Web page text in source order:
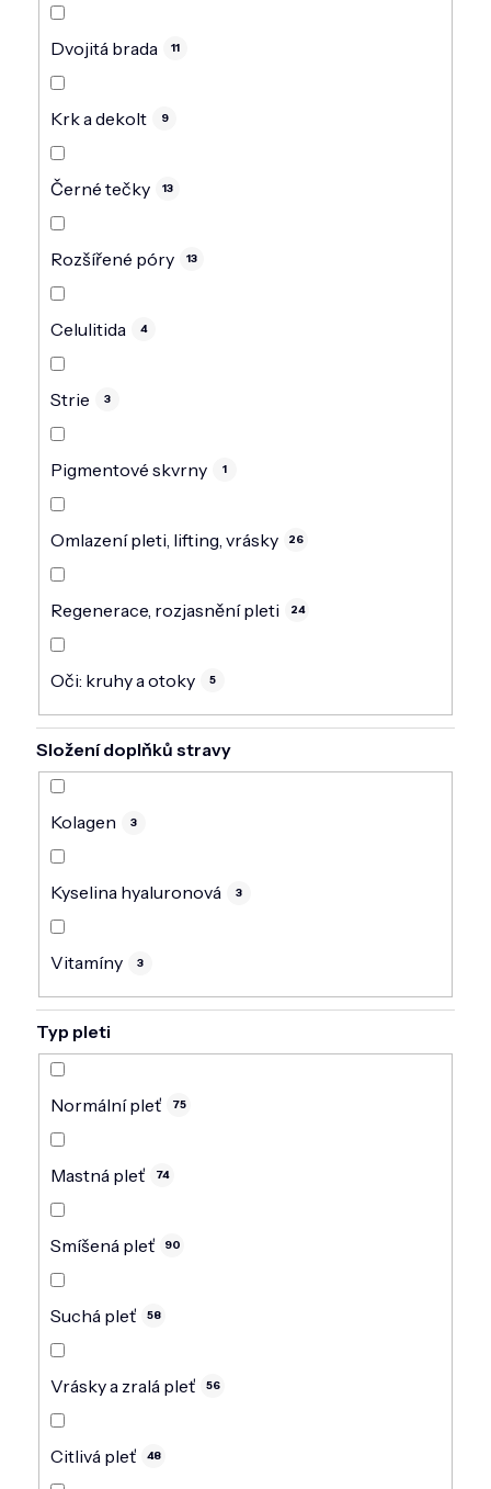
Dvojitá brada 11
Krk a dekolt 9
Černé tečky 13
Rozšířené póry 13
Celulitida 4
Strie 3
Pigmentové skvrny 1
Omlazení pleti, lifting, vrásky 26
Regenerace, rozjasnění pleti 24
Oči: kruhy a otoky 5
Složení doplňků stravy
Kolagen 3
Kyselina hyaluronová 3
Vitamíny 3
Typ pleti
Normální pleť 75
Mastná pleť 74
Smíšená pleť 90
Suchá pleť 58
Vrásky a zralá pleť 56
Citlivá pleť 48